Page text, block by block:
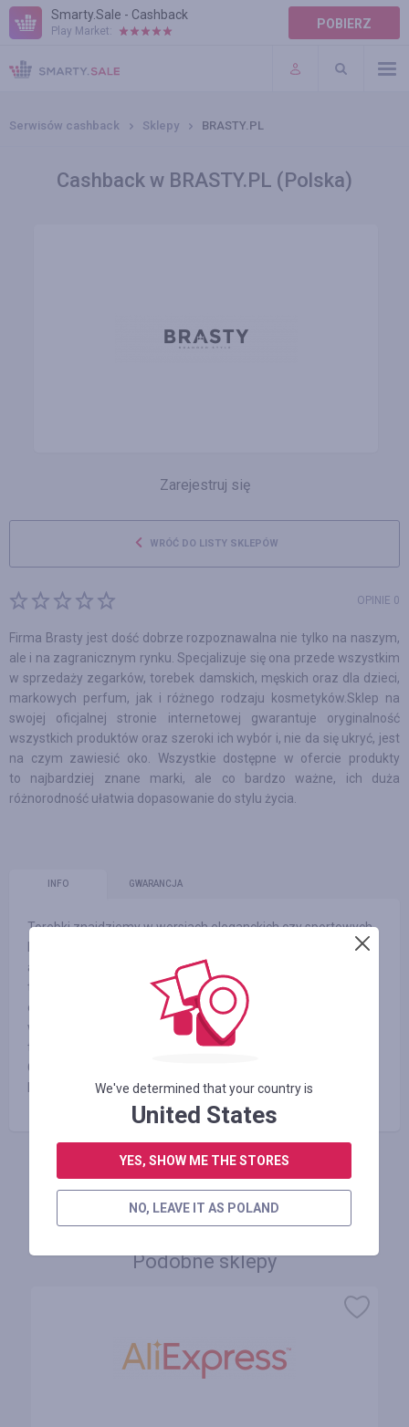
Smarty.Sale - Cashback
Play Market: POBIERZ
POMOC
WARUNKI
Serwisów cashback Sklepy BRASTY.PL
Cashback w BRASTY.PL (Polska)
Zarejestruj się
WRÓĆ DO LISTY SKLEPÓW
OPINIE 0
Firma Brasty jest dość dobrze rozpoznawalna nie tylko na naszym,
ale i na zagranicznym rynku. Specjalizuje się ona przede wszystkim
w sprzedaży zegarków, torebek damskich, męskich oraz dla dzieci,
markowych perfum, jak i różnego rodzaju kosmetyków.Sklep na
swojej oficjalnej stronie internetowej gwarantuje oryginalność
wszystkich produktów oraz szeroki ich wybór i, nie da się ukryć, jest
na czym zawiesić oko. Wszystkie dostępne w ofercie produkty
to najbardziej znane marki, ale co bardzo ważne, ich duża
różnorodność ułatwia dopasowanie do stylu życia.
INFO GWARANCJA
Torebki znajdziemy w wersjach eleganckich czy sportowych.
Firma chwali się nie tylko darmową dostawą wielu produktów,
ale i dużo niższymi cenami niż w sklepach stacjonarnych. Ma
to być efekt przede wszystkim współpracy z najlepszymi
oraz sprawdzonymi dostawcami. Posiadamy największy
wybór perfum, kosmetyków i zegarków w sieci. Oferujemy
towary największych światowych marek takich jak: Diesel,
Casio, Calvin Klein, Festina, Hugo Boss, Timex czy Label.M
Najniższe ceny, gwarancja jakości i oryginalności.
ZALOGUJ SIĘ, ŻEBY ZOSTAWIĆ OPINIĘ
Podobne sklepy
We've determined that your country is
United States
YES, SHOW ME THE STORES
NO, LEAVE IT AS POLAND